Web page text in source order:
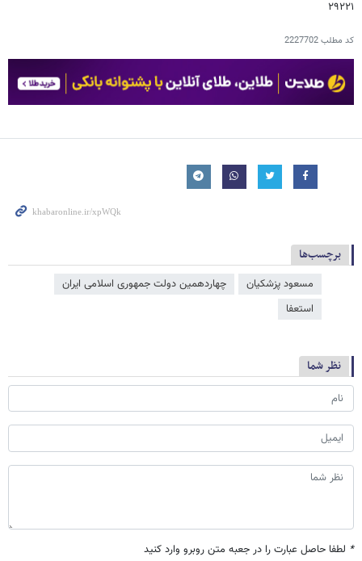
۲۹۲۲۱
کد مطلب2227702
برچسب‌ها
مسعود پزشکیان
چهاردهمین دولت جمهوری اسلامی ایران
استعفا
نظر شما
* لطفا حاصل عبارت را در جعبه متن روبرو وارد کنید